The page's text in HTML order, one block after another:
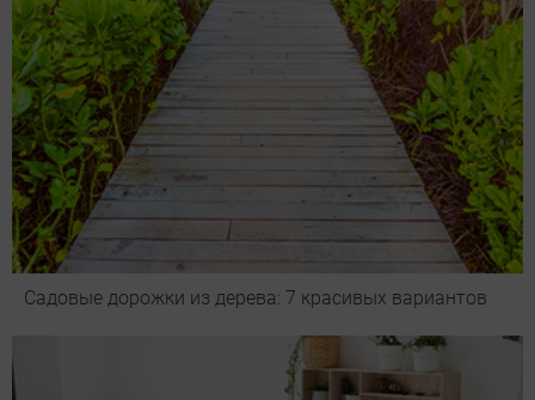
Садовые дорожки из дерева: 7 красивых вариантов